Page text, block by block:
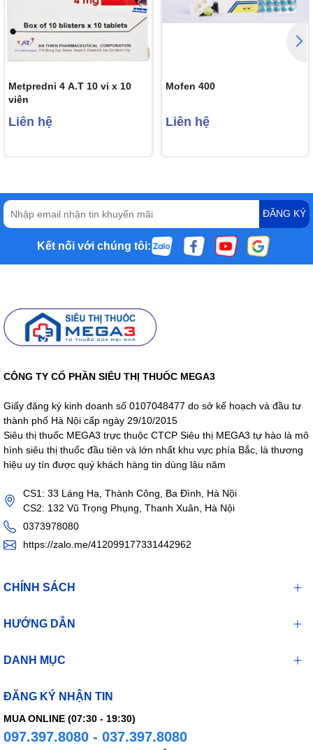
Metpredni 4 A.T 10 vỉ x 10
viên
Liên hệ
Mofen 400
Liên hệ
ĐĂNG KÝ
Kết nối với chúng tôi:
CÔNG TY CỔ PHẦN SIÊU THỊ THUỐC MEGA3
Giấy đăng ký kinh doanh số 0107048477 do sở kế hoạch và đầu tư
thành phố Hà Nội cấp ngày 29/10/2015
Siêu thị thuốc MEGA3 trực thuộc CTCP Siêu thị MEGA3 tự hào là mô
hình siêu thị thuốc đầu tiên và lớn nhất khu vực phía Bắc, là thương
hiệu uy tín được quý khách hàng tin dùng lâu năm
CS1: 33 Láng Hạ, Thành Công, Ba Đình, Hà Nội
CS2: 132 Vũ Trọng Phụng, Thanh Xuân, Hà Nội
0373978080
https://zalo.me/412099177331442962
CHÍNH SÁCH
HƯỚNG DẪN
DANH MỤC
ĐĂNG KÝ NHẬN TIN
MUA ONLINE (07:30 - 19:30)
097.397.8080 - 037.397.8080